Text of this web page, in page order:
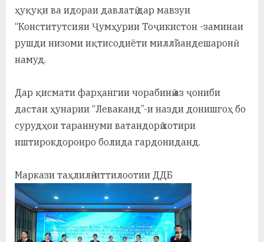
ҳуқуқи ва идораи давлатӣ дар мавзуи
“Конститутсияи Ҷумҳурии Тоҷикистон -заминаи
рушди низоми иқтисодиёти миллӣ” андешаронӣ
намуд.
Дар қисмати фарҳангии чорабинӣ аз ҷониби
дастаи ҳунарии “Леваканд”-и назди донишгоҳ бо
сурудҳои тараннуми ватандорӣ хотири
иштирокдоронро болида гардониданд.
Маркази таҳлилӣ-иттилоотии ДДБ